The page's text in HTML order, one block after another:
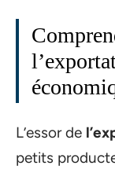
L’essor de
petits